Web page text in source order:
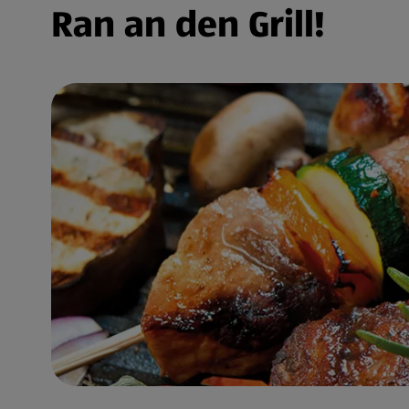
Ran an den Grill!